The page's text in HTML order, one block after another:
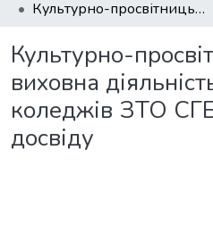
Культурно-просвітницька та виховна діяльність бібліотек коледжів ЗТО СГБ: калейдоскоп досвіду
Культурно-
виховна
коледжів ЗТО
досвіду